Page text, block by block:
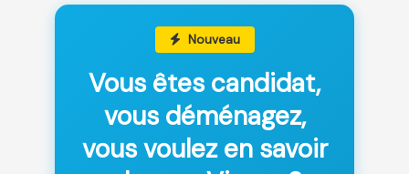
Nouveau
Vous êtes candidat,
vous déménagez,
vous voulez en savoir